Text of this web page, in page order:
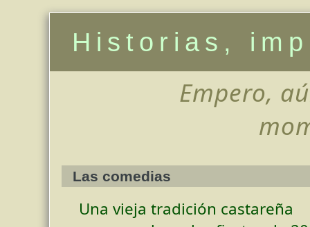
Historias,
Empero,
Las comedias
Una vieja tradición castareña